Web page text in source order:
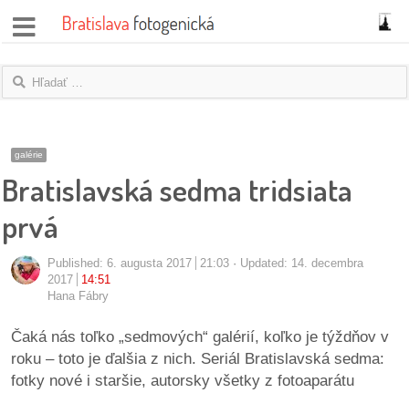
správy
názory
blogy
rozhovory
fotky
protesty
granty
galérie
Bratislavská sedma tridsiata
prvá
Published: 6. augusta 2017 21:03
Updated: 14. decembra
2017
14:51
Hana Fábry
Čaká nás toľko „sedmových“ galérií, koľko je týždňov v
roku – toto je ďalšia z nich. Seriál Bratislavská sedma:
fotky nové i staršie, autorsky všetky z fotoaparátu